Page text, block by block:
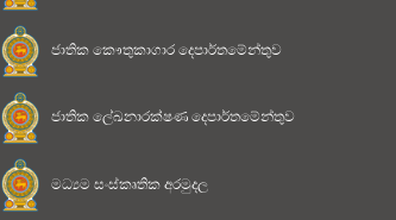
ජාතික කෞතුකාගාර දෙපාර්තමේන්තුව
ජාතික ලේඛනාරක්ෂණ දෙපාර්තමේන්තුව
මධ්‍යම සංස්කෘතික අරමුදල